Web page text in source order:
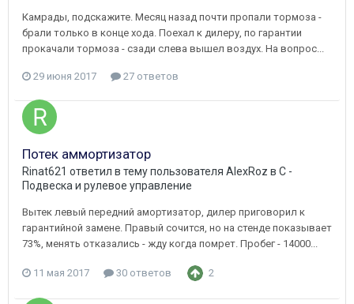
Камрады, подскажите. Месяц назад почти пропали тормоза -
брали только в конце хода. Поехал к дилеру, по гарантии
прокачали тормоза - сзади слева вышел воздух. На вопрос...
29 июня 2017 27 ответов
Потек аммортизатор
Rinat621 ответил в тему пользователя AlexRoz в C -
Подвеска и рулевое управление
Вытек левый передний амортизатор, дилер приговорил к
гарантийной замене. Правый сочится, но на стенде показывает
73%, менять отказались - жду когда помрет. Пробег - 14000...
11 мая 2017 30 ответов 2